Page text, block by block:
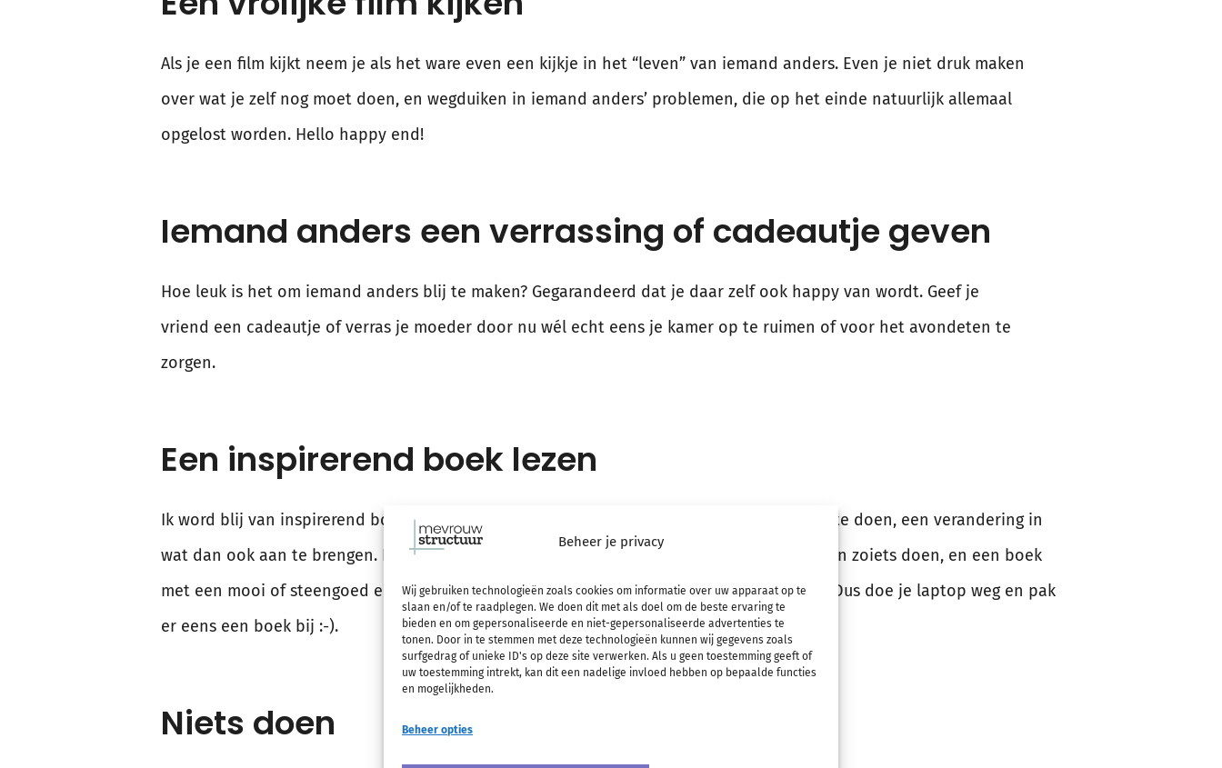
Beheer je privacy
Wij gebruiken technologieën zoals cookies om informatie over uw apparaat op te
slaan en/of te raadplegen. We doen dit met als doel om de beste ervaring te
bieden en om gepersonaliseerde en niet-gepersonaliseerde advertenties te
tonen. Door in te stemmen met deze technologieën kunnen wij gegevens zoals
surfgedrag of unieke ID's op deze site verwerken. Als u geen toestemming geeft of
uw toestemming intrekt, kan dit een nadelige invloed hebben op bepaalde functies
en mogelijkheden.
Beheer opties
Als je een film kijkt neem je als het ware even een kijkje in het “leven” van iemand anders. Even je niet druk maken
over wat je zelf nog moet doen, en wegduiken in iemand anders’ problemen, die op het einde natuurlijk allemaal
opgelost worden. Hello happy end!
Iemand anders een verrassing of cadeautje geven
Hoe leuk is het om iemand anders blij te maken? Gegarandeerd dat je daar zelf ook happy van wordt. Geef je
vriend een cadeautje of verras je moeder door nu wél echt eens je kamer op te ruimen of voor het avondeten te
zorgen.
Een inspirerend boek lezen
Ik word blij van inspirerend boeken. Boeken die je motiveren aan de slag te gaan, dingen te doen, een verandering in
wat dan ook aan te brengen. Daar word ik enthousiast van. Maar ook een goed verhaal kan zoiets doen, en een boek
met een mooi of steengoed eind kan je al helemaal een glimlach op je gezicht bezorgen. Dus doe je laptop weg en pak
er eens een boek bij :-).
Niets doen